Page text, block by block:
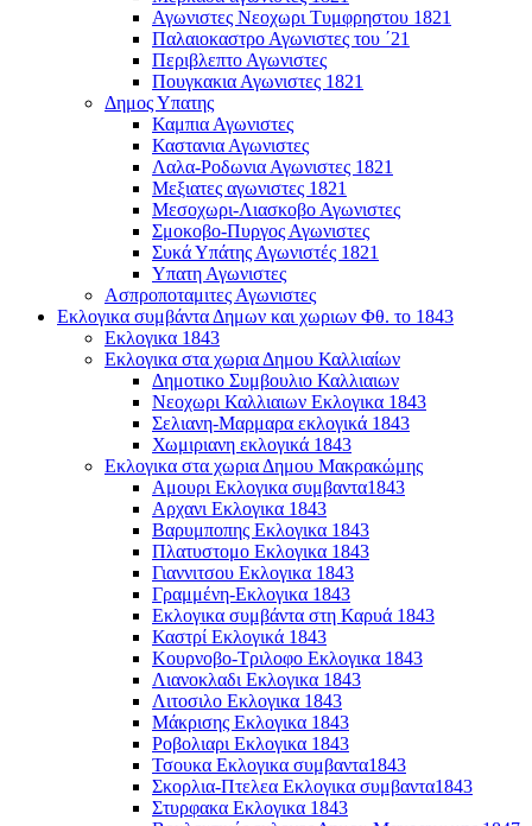
Αγωνιστες Νεοχωρι Τυμφρηστου 1821
Παλαιοκαστρο Αγωνιστες του ΄21
Περιβλεπτο Αγωνιστες
Πουγκακια Αγωνιστες 1821
Δημος Υπατης
Καμπια Αγωνιστες
Καστανια Αγωνιστες
Λαλα-Ροδωνια Αγωνιστες 1821
Μεξιατες αγωνιστες 1821
Μεσοχωρι-Λιασκοβο Αγωνιστες
Σμοκοβο-Πυργος Αγωνιστες
Συκά Υπάτης Αγωνιστές 1821
Υπατη Αγωνιστες
Ασπροποταμιτες Αγωνιστες
Εκλογικα συμβάντα Δημων και χωριων Φθ. το 1843
Εκλογικα 1843
Εκλογικα στα χωρια Δημου Καλλιαίων
Δημοτικο Συμβουλιο Καλλιαιων
Νεοχωρι Καλλιαιων Εκλογικα 1843
Σελιανη-Μαρμαρα εκλογικά 1843
Χωμιριανη εκλογικά 1843
Εκλογικα στα χωρια Δημου Μακρακώμης
Αμουρι Εκλογικα συμβαντα1843
Αρχανι Εκλογικα 1843
Βαρυμποπης Εκλογικα 1843
Πλατυστομο Εκλογικα 1843
Γιαννιτσου Εκλογικα 1843
Γραμμένη-Εκλογικα 1843
Εκλογικα συμβάντα στη Καρυά 1843
Καστρί Εκλογικά 1843
Κουρνοβο-Τριλοφο Εκλογικα 1843
Λιανοκλαδι Εκλογικα 1843
Λιτοσιλο Εκλογικα 1843
Μάκρισης Εκλογικα 1843
Ροβολιαρι Εκλογικα 1843
Τσουκα Εκλογικα συμβαντα1843
Σκορλια-Πτελεα Εκλογικα συμβαντα1843
Στυρφακα Εκλογικα 1843